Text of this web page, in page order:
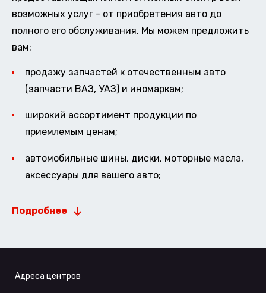
возможных услуг - от приобретения авто до
полного его обслуживания. Мы можем предложить
вам:
продажу запчастей к отечественным авто
(запчасти ВАЗ, УАЗ) и иномаркам;
широкий ассортимент продукции по
приемлемым ценам;
автомобильные шины, диски, моторные масла,
аксессуары для вашего авто;
Подробнее
Адреса центров